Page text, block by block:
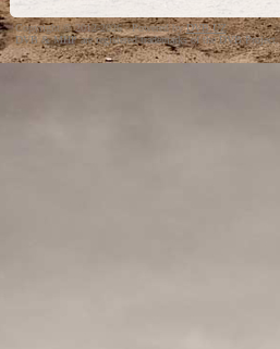
Copyright © 2012-2026 · Powered byDVB.UZ
DVB & MHP are registered trademarks of the DVB Project.